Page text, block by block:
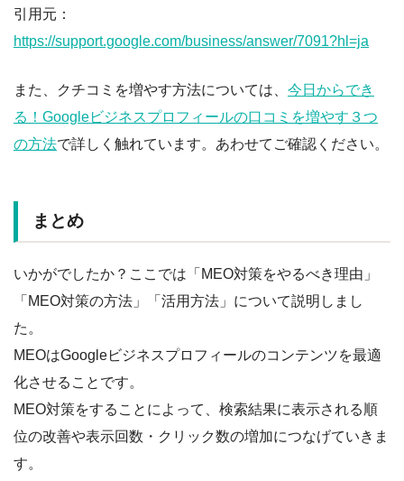
引用元：
https://support.google.com/business/answer/7091?hl=ja
また、クチコミを増やす方法については、 今日からでき
る！Googleビジネスプロフィールの口コミを増やす３つ
の方法で詳しく触れています。あわせてご確認ください。
まとめ
いかがでしたか？ここでは「MEO対策をやるべき理由」
「MEO対策の方法」「活用方法」について説明しまし
た。
MEOはGoogleビジネスプロフィールのコンテンツを最適
化させることです。
MEO対策をすることによって、検索結果に表示される順
位の改善や表示回数・クリック数の増加につなげていきま
す。